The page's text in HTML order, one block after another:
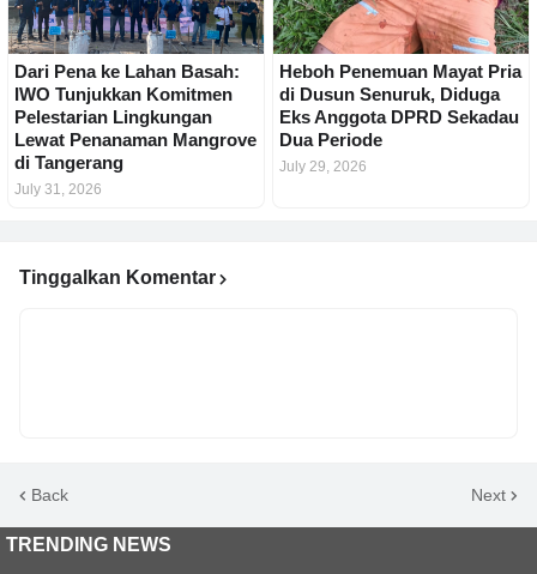
Dari Pena ke Lahan Basah:
IWO Tunjukkan Komitmen
Pelestarian Lingkungan
Lewat Penanaman Mangrove
di Tangerang
July 31, 2026
Heboh Penemuan Mayat Pria
di Dusun Senuruk, Diduga
Eks Anggota DPRD Sekadau
Dua Periode
July 29, 2026
Tinggalkan Komentar
Back Next
TRENDING NEWS